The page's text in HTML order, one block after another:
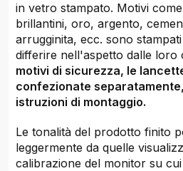
in vetro stampato. Motivi
brillantini, oro, argento,
arrugginita, ecc. sono
differire nell'aspetto dalle loro
motivi di sicurezza, le
confezionate
istruzioni di montaggio.
Le tonalità del prodotto finito
leggermente da quelle
calibrazione del monitor su